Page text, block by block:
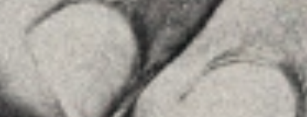
Inici
La Firma
Equipo
Assessorament